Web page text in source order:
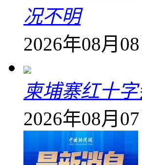
况不明
2026年08月
柬埔寨红十
2026年08月